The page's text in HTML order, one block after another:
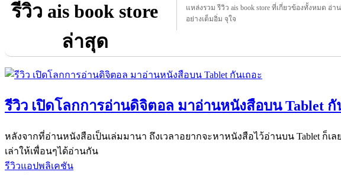
รีวิว ais book store
ล่าสุด
แหล่งรวม รีวิว ais book store ที่เกี่ยวข้องทั้งหมด อ่าน
อย่างเต็มอิ่ม จุใจ
รีวิว เปิดโลกการอ่านดิจิตอล มาอ่านหนังสือบน Tablet กั
หลังจากที่อ่านหนังสือเป็นเล่มมานา ถึงเวลาอยากจะหาหนังสือไว้อ่านบน Tablet ก็เ
เล่าให้เพื่อนๆได้อ่านกัน
รีวิวแอปพลิเคชัน